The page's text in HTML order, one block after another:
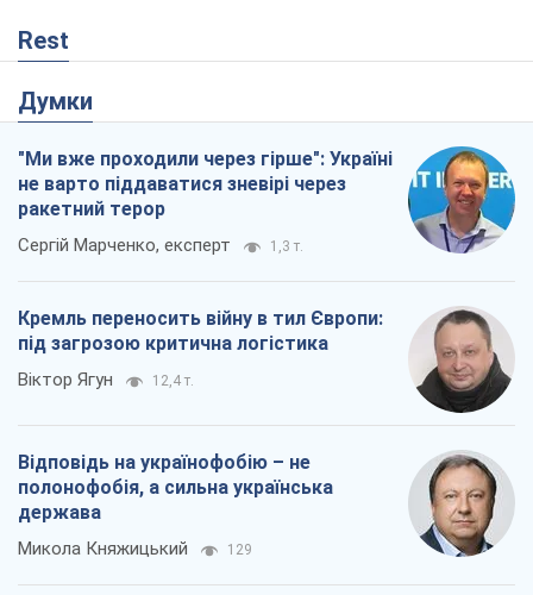
Rest
Думки
"Ми вже проходили через гірше": Україні
не варто піддаватися зневірі через
ракетний терор
Сергій Марченко, експерт 1,3 т.
Кремль переносить війну в тил Європи:
під загрозою критична логістика
Віктор Ягун 12,4 т.
Відповідь на українофобію – не
полонофобія, а сильна українська
держава
Микола Княжицький 129